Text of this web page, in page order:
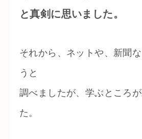
と真剣に思いました。
それから、ネットや、新聞
うと
調べましたが、学ぶところ
た。